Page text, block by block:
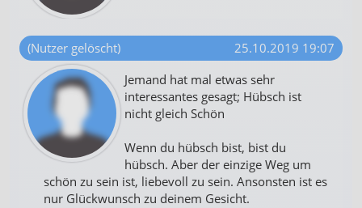
(Nutzer gelöscht)
25.10.2019 19:07
Jemand hat mal etwas sehr
interessantes gesagt; Hübsch ist
nicht gleich Schön
Wenn du hübsch bist, bist du
hübsch. Aber der einzige Weg um
schön zu sein ist, liebevoll zu sein. Ansonsten ist es
nur Glückwunsch zu deinem Gesicht.